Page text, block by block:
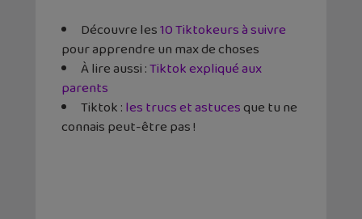
Découvre les10 Tiktokeurs à suivre
pour apprendre un max de choses
À lire aussi :Tiktok expliqué aux
parents
Tiktok :les trucs et astucesque tu ne
connais peut-être pas !